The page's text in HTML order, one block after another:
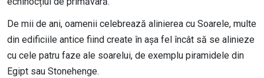
De mii de ani, oamenii celebrează alinierea cu Soarele, multe
din edificiile antice fiind create în așa fel încât să se alinieze
cu cele patru faze ale soarelui, de exemplu piramidele din
Egipt sau Stonehenge.